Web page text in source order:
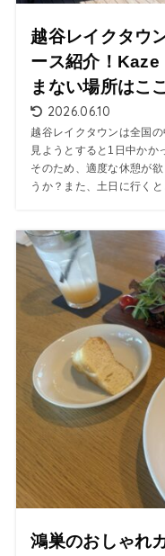
越谷レイクタウ
ース紹介！
まない場所はこ
2026.06.10
越谷レイクタウンは全国
見ようとすると1日中かか
そのため、適度な休憩が
うか？また、土日に行くと
鴻巣のおしゃれ